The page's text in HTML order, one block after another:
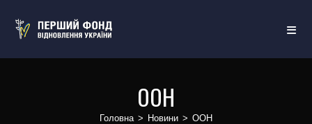
ООН
Головна > Новини > ООН